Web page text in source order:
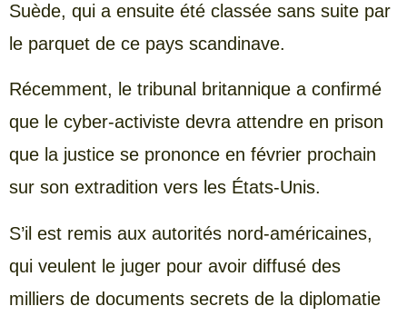
Suède, qui a ensuite été classée sans suite par
le parquet de ce pays scandinave.
Récemment, le tribunal britannique a confirmé
que le cyber-activiste devra attendre en prison
que la justice se prononce en février prochain
sur son extradition vers les États-Unis.
S’il est remis aux autorités nord-américaines,
qui veulent le juger pour avoir diffusé des
milliers de documents secrets de la diplomatie